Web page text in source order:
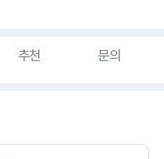
추천 문의